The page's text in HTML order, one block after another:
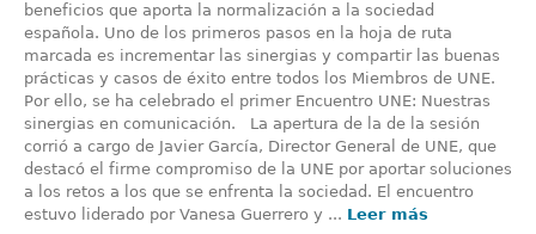
beneficios que aporta la normalización a la sociedad
española. Uno de los primeros pasos en la hoja de ruta
marcada es incrementar las sinergias y compartir las buenas
prácticas y casos de éxito entre todos los Miembros de UNE.
Por ello, se ha celebrado el primer Encuentro UNE: Nuestras
sinergias en comunicación. La apertura de la de la sesión
corrió a cargo de Javier García, Director General de UNE, que
destacó el firme compromiso de la UNE por aportar soluciones
a los retos a los que se enfrenta la sociedad. El encuentro
estuvo liderado por Vanesa Guerrero y ... Leer más